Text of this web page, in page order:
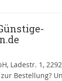
Ladestr. 1,
Bestellung?